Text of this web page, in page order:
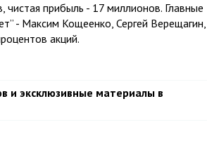
прибыль - 17 миллионов. Главные
- Максим Кощеенко, Сергей Верещагин,
акций.
и эксклюзивные материалы в